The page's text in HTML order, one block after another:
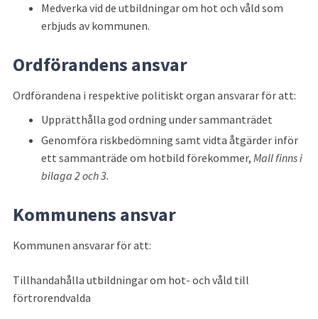
Medverka vid de utbildningar om hot och våld som
erbjuds av kommunen.
Ordförandens ansvar
Ordförandena i respektive politiskt organ ansvarar för att:
Upprätthålla god ordning under sammanträdet
Genomföra riskbedömning samt vidta åtgärder inför
ett sammanträde om hotbild förekommer, Mall finns i
bilaga 2 och 3.
Kommunens ansvar
Kommunen ansvarar för att:
Tillhandahålla utbildningar om hot- och våld till
förtrorendvalda